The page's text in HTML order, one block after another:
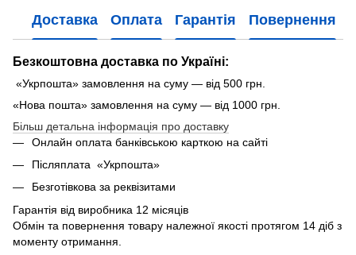
Доставка Оплата Гарантія Повернення
Безкоштовна доставка по Україні:
«Укрпошта» замовлення на суму — від 500 грн.
«Нова пошта» замовлення на суму — від 1000 грн.
Більш детальна інформація про доставку
Онлайн оплата банківською карткою на сайті
Післяплата «Укрпошта»
Безготівкова за реквізитами
Гарантія від виробника 12 місяців
Обмін та повернення товару належної якості протягом 14 діб з
моменту отримання.